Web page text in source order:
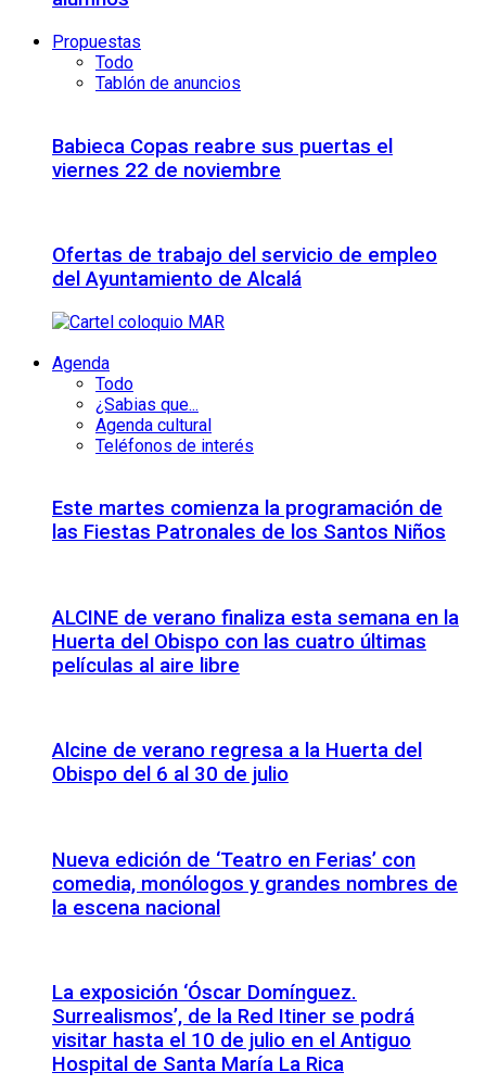
Propuestas
Todo
Tablón de anuncios
Babieca Copas reabre sus puertas el
viernes 22 de noviembre
Ofertas de trabajo del servicio de empleo
del Ayuntamiento de Alcalá
Agenda
Todo
¿Sabias que...
Agenda cultural
Teléfonos de interés
Este martes comienza la programación de
las Fiestas Patronales de los Santos Niños
ALCINE de verano finaliza esta semana en la
Huerta del Obispo con las cuatro últimas
películas al aire libre
Alcine de verano regresa a la Huerta del
Obispo del 6 al 30 de julio
Nueva edición de ‘Teatro en Ferias’ con
comedia, monólogos y grandes nombres de
la escena nacional
La exposición ‘Óscar Domínguez.
Surrealismos’, de la Red Itiner se podrá
visitar hasta el 10 de julio en el Antiguo
Hospital de Santa María La Rica